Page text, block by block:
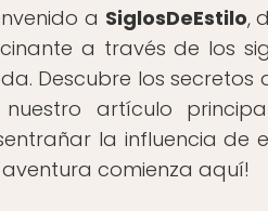
a SiglosDeEstilo,
a través de los
Descubre los secretos
artículo
la influencia de
aventura comienza aquí!